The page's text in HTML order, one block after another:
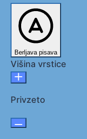
Berljava pisava
Višina vrstice
Privzeto